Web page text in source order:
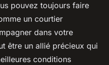
pouvez toujours faire
un courtier
dans votre
être un allié précieux qui
conditions